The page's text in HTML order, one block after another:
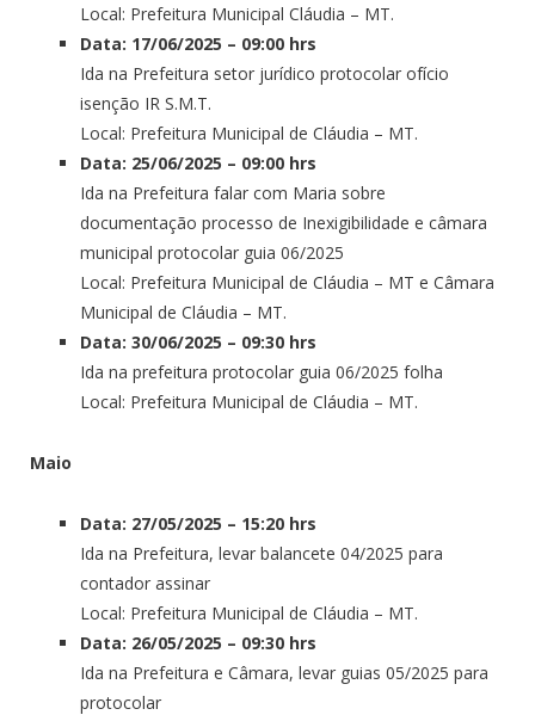
Local: Prefeitura Municipal Cláudia – MT.
Data: 17/06/2025 – 09:00 hrs
Ida na Prefeitura setor jurídico protocolar ofício
isenção IR S.M.T.
Local: Prefeitura Municipal de Cláudia – MT.
Data: 25/06/2025 – 09:00 hrs
Ida na Prefeitura falar com Maria sobre
documentação processo de Inexigibilidade e câmara
municipal protocolar guia 06/2025
Local: Prefeitura Municipal de Cláudia – MT e Câmara
Municipal de Cláudia – MT.
Data: 30/06/2025 – 09:30 hrs
Ida na prefeitura protocolar guia 06/2025 folha
Local: Prefeitura Municipal de Cláudia – MT.
Maio
Data: 27/05/2025 – 15:20 hrs
Ida na Prefeitura, levar balancete 04/2025 para
contador assinar
Local: Prefeitura Municipal de Cláudia – MT.
Data: 26/05/2025 – 09:30 hrs
Ida na Prefeitura e Câmara, levar guias 05/2025 para
protocolar